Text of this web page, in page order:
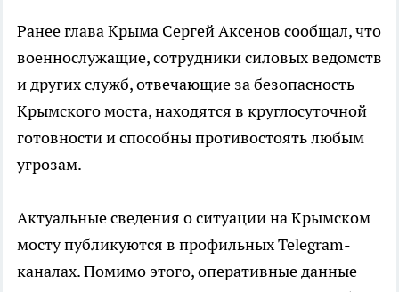
Ранее глава Крыма Сергей Аксенов сообщал, что
военнослужащие, сотрудники силовых ведомств
и других служб, отвечающие за безопасность
Крымского моста, находятся в круглосуточной
готовности и способны противостоять любым
угрозам.
Актуальные сведения о ситуации на Крымском
мосту публикуются в профильных Telegram-
каналах. Помимо этого, оперативные данные